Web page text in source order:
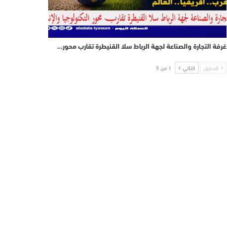
غرفة التجارة والصناعة لجهة الرباط سلا القنيطرة تقارب محور…
السابق التالي 1 من 5